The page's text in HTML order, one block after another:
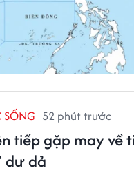
SỐNG 52 phút trước
tiếp gặp may về
dư dả